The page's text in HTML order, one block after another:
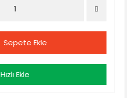
Sepete Ekle
Hızlı Ekle